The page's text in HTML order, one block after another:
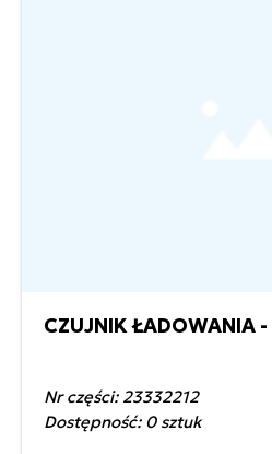
500,00 zł
CZUJNIK ŁADOWANIA
Nr części: 23332212
Dostępność: 0 sztuk